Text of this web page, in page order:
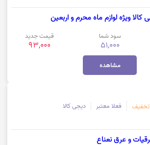
سود شما
51,000
قیمت جدید
93,000
مشاهده
تخفیف فعلا معتبر دیجی کالا